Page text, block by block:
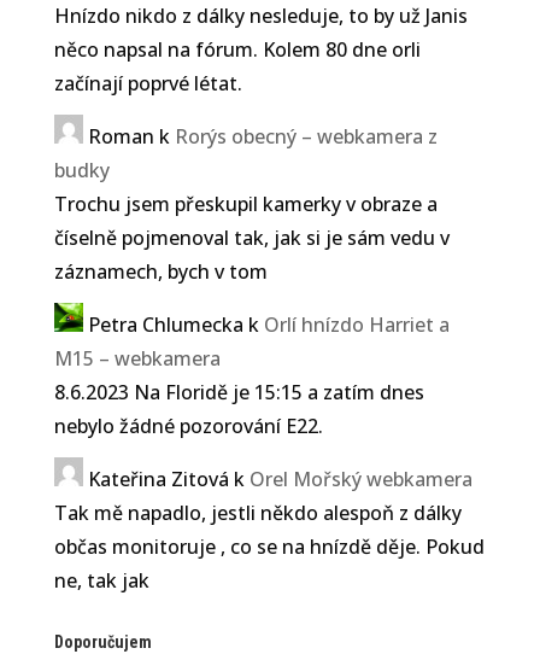
Hnízdo nikdo z dálky nesleduje, to by už Janis
něco napsal na fórum. Kolem 80 dne orli
začínají poprvé létat.
Roman k Rorýs obecný – webkamera z
budky
Trochu jsem přeskupil kamerky v obraze a
číselně pojmenoval tak, jak si je sám vedu v
záznamech, bych v tom
Petra Chlumecka k Orlí hnízdo Harriet a
M15 – webkamera
8.6.2023 Na Floridě je 15:15 a zatím dnes
nebylo žádné pozorování E22.
Kateřina Zitová k Orel Mořský webkamera
Tak mě napadlo, jestli někdo alespoň z dálky
občas monitoruje , co se na hnízdě děje. Pokud
ne, tak jak
Doporučujem